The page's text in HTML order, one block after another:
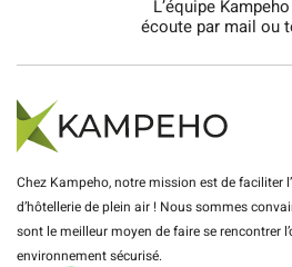
L’équipe
écoute par mail ou
Chez Kampeho, notre mission est de faciliter
d’hôtellerie de plein air ! Nous sommes
sont le meilleur moyen de faire se rencontrer
environnement sécurisé.